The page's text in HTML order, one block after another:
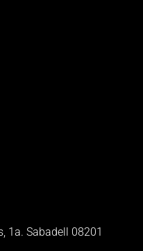
1a. Sabadell 08201